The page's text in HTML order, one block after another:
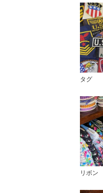
タグ
リボン